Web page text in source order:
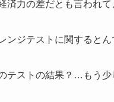
済力の差だとも言われて
ンジテストに関すると
テストの結果？…もう少